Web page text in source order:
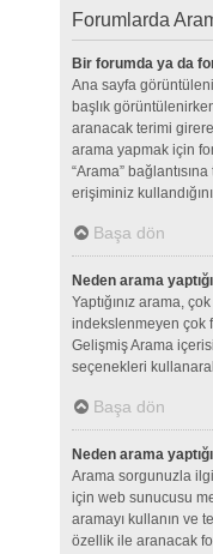
Forumlarda
Bir forumda ya da
Ana sayfa
başlık
aranacak terimi
arama yapmak için
“Arama”
erişiminiz
Başa dön
Neden arama
Yaptığınız arama,
indekslenmeyen çok
Gelişmiş Arama
seçenekleri
Başa dön
Neden arama
Arama sorgunuzla
için web sunucusu
aramayı kullanın ve
özellik ile aranacak